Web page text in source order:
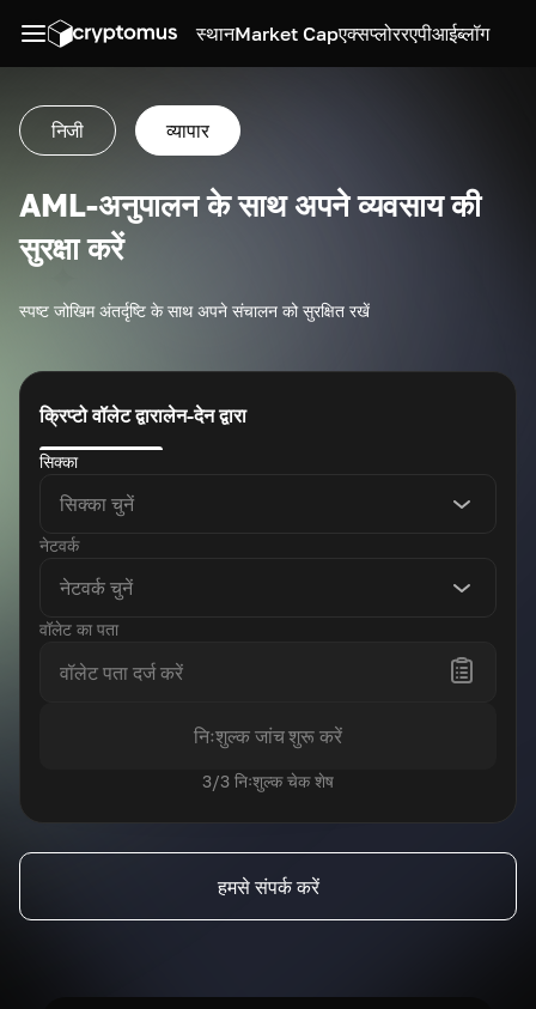
स्थानMarket Capएक्सप्लोररएपीआईब्लॉग
निजी व्यापार
AML-अनुपालन के साथ अपने व्यवसाय की
सुरक्षा करें
स्पष्ट जोखिम अंतर्दृष्टि के साथ अपने संचालन को सुरक्षित रखें
क्रिप्टो वॉलेट द्वारालेन-देन द्वारा
सिक्का
सिक्का चुनें
नेटवर्क
नेटवर्क चुनें
वॉलेट का पता
निःशुल्क जांच शुरू करें
3/3 निःशुल्क चेक शेष
हमसे संपर्क करें